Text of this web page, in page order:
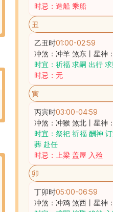
时忌：造船 乘船
丑
乙丑时01:00-02:59
冲煞：冲羊 煞东丨星神
时宜：祈福 求嗣 出行
时忌：无
寅
丙寅时03:00-04:59
冲煞：冲猴 煞北丨星神
时宜：祭祀 祈福 酬神
葬 赴任
时忌：上梁 盖屋 入殓
卯
丁卯时05:00-06:59
冲煞：冲鸡 煞西丨星神